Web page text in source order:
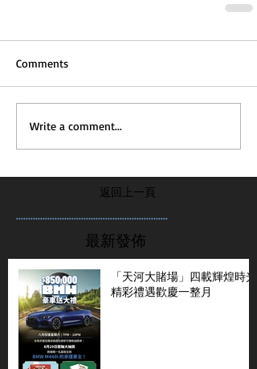
Comments
Write a comment...
返回上一頁
...............................................................
最新發佈
「天河大賭場」四載輝煌時光
精彩禮遇歡慶一整月